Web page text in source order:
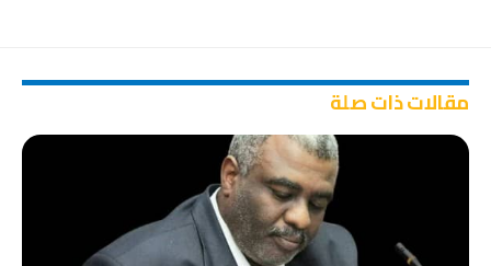
مقالات ذات صلة